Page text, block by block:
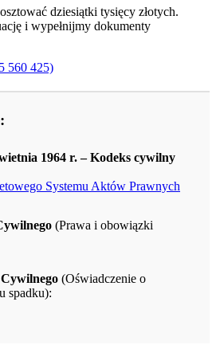
dziesiątki tysięcy złotych.
i wypełnijmy dokumenty
560 425)
1964 r. – Kodeks cywilny
Systemu Aktów Prawnych
(Prawa i obowiązki
(Oświadczenie o
spadku):